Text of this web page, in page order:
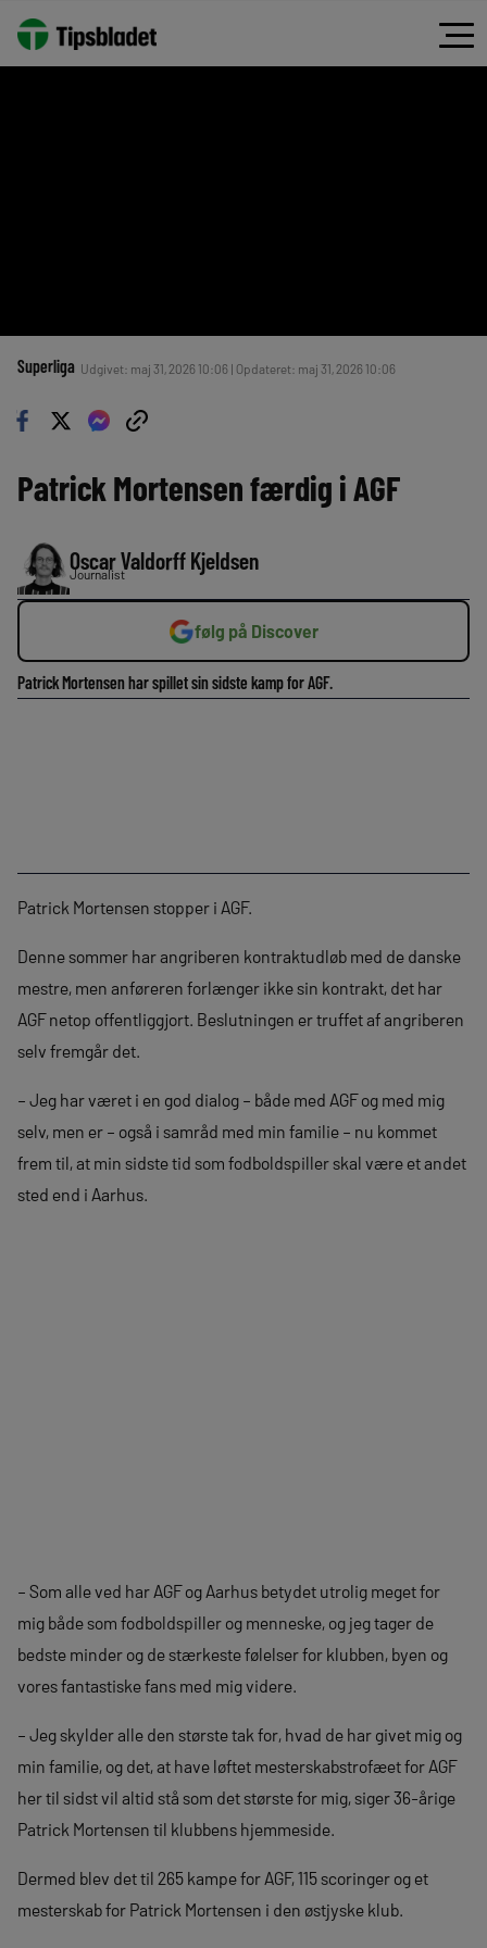
Superliga Udgivet: maj 31, 2026 10:06 | Opdateret: maj 31, 2026 10:06
Patrick Mortensen færdig i AGF
Oscar Valdorff Kjeldsen
Journalist
følg på Discover
Patrick Mortensen har spillet sin sidste kamp for AGF.
Patrick Mortensen stopper i AGF.
Denne sommer har angriberen kontraktudløb med de danske
mestre, men anføreren forlænger ikke sin kontrakt, det har
AGF netop offentliggjort. Beslutningen er truffet af angriberen
selv fremgår det.
– Jeg har været i en god dialog – både med AGF og med mig
selv, men er – også i samråd med min familie – nu kommet
frem til, at min sidste tid som fodboldspiller skal være et andet
sted end i Aarhus.
– Som alle ved har AGF og Aarhus betydet utrolig meget for
mig både som fodboldspiller og menneske, og jeg tager de
bedste minder og de stærkeste følelser for klubben, byen og
vores fantastiske fans med mig videre.
– Jeg skylder alle den største tak for, hvad de har givet mig og
min familie, og det, at have løftet mesterskabstrofæet for AGF
her til sidst vil altid stå som det største for mig, siger 36-årige
Patrick Mortensen til klubbens hjemmeside.
Dermed blev det til 265 kampe for AGF, 115 scoringer og et
mesterskab for Patrick Mortensen i den østjyske klub.